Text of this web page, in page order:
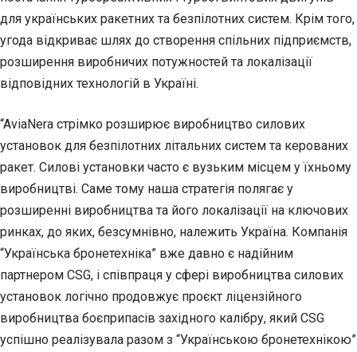
для українських ракетних та безпілотних систем. Крім того,
угода відкриває шлях до створення спільних підприємств,
розширення виробничих потужностей та локалізації
відповідних технологій в Україні.
“AviaNera стрімко розширює виробництво силових
установок для безпілотних літальних систем та керованих
ракет. Силові установки часто є вузьким місцем у їхньому
виробництві. Саме тому наша стратегія полягає у
розширенні виробництва та його локалізації на ключових
ринках, до яких, безсумнівно, належить Україна. Компанія
“Українська бронетехніка” вже давно є надійним
партнером CSG, і співпраця у сфері виробництва силових
установок логічно продовжує проєкт ліцензійного
виробництва боєприпасів західного калібру, який CSG
успішно реалізувала разом з “Українською бронетехнікою”